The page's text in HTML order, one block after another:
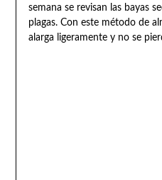
semana se revisan las bayas
plagas. Con este método de
alarga ligeramente y no se